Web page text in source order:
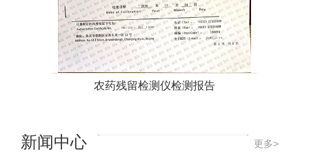
农药残留检测仪检测报告
新闻中心 更多>